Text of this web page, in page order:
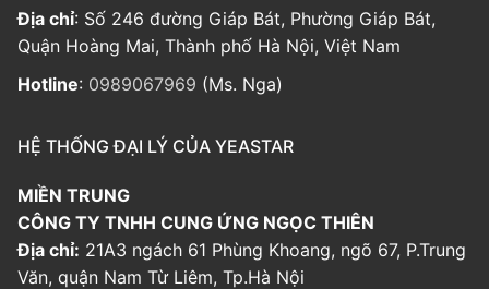
Địa chỉ: Số 246 đường Giáp Bát, Phường Giáp Bát,
Quận Hoàng Mai, Thành phố Hà Nội, Việt Nam
Hotline: 0989067969 (Ms. Nga)
HỆ THỐNG ĐẠI LÝ CỦA YEASTAR
MIỀN TRUNG
CÔNG TY TNHH CUNG ỨNG NGỌC THIÊN
Địa chỉ: 21A3 ngách 61 Phùng Khoang, ngõ 67, P.Trung
Văn, quận Nam Từ Liêm, Tp.Hà Nội